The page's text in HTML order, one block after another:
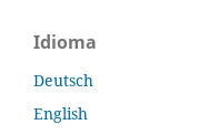
Idioma
Deutsch
English